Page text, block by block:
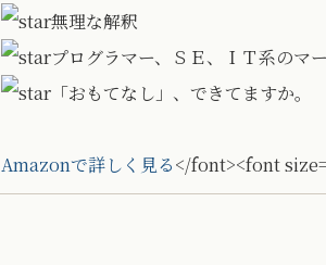
無理な解釈
プログラマー、ＳＥ、ＩＴ系のマ
「おもてなし」、できてますか。
Amazonで詳しく見る</font><font